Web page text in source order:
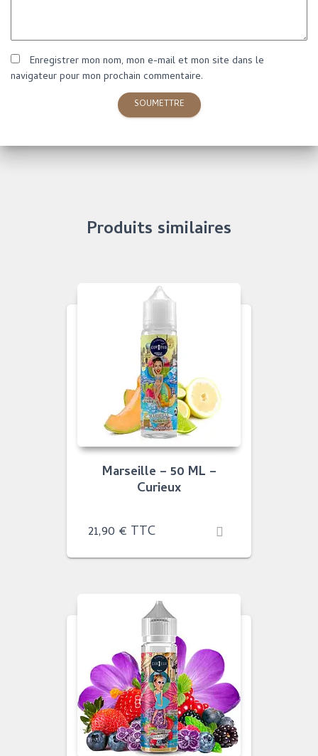
Enregistrer mon nom, mon e-mail et mon site dans le
navigateur pour mon prochain commentaire.
Produits similaires
Marseille – 50 ML –
Curieux
21,90 € TTC